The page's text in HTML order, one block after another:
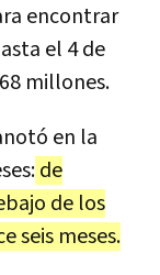
encontrar
el 4 de
millones.
en la
de
de los
seis meses.